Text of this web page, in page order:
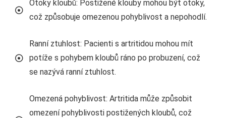
Otoky kloubů: Postižené klouby mohou být otoky,
což způsobuje omezenou pohyblivost a nepohodlí.
Ranní ztuhlost: Pacienti s artritidou mohou mít
potíže s pohybem kloubů ráno po probuzení, což
se nazývá ranní ztuhlost.
Omezená pohyblivost: Artritida může způsobit
omezení pohyblivosti postižených kloubů, což